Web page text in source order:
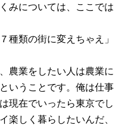
みについては、ここでは
種類の街に変えちゃえ」
農業をしたい人は農業に
いうことです。俺は仕事
現在でいったら東京でし
楽しく暮らしたいんだ、